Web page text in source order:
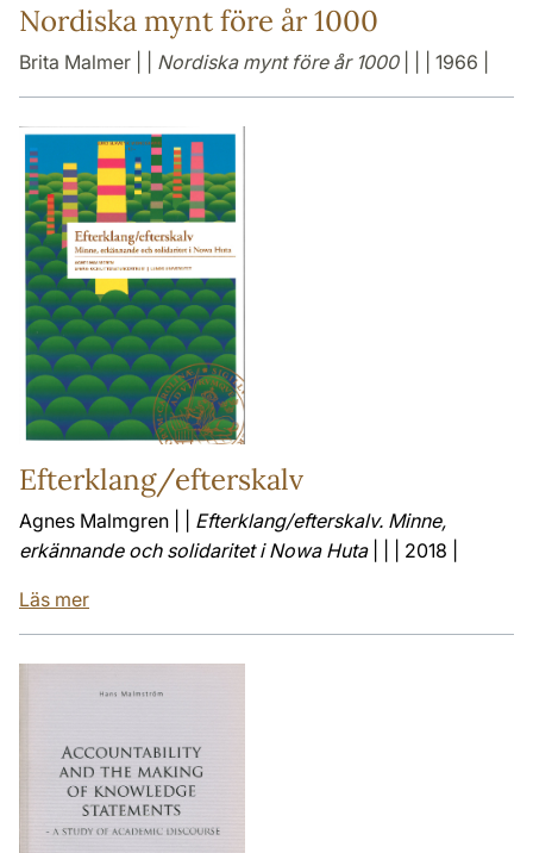
Nordiska mynt före år 1000
Brita Malmer | | Nordiska mynt före år 1000| | | 1966 |
Efterklang/efterskalv
Agnes Malmgren | | Efterklang/efterskalv. Minne,
erkännande och solidaritet i Nowa Huta| | | 2018 |
Läs mer